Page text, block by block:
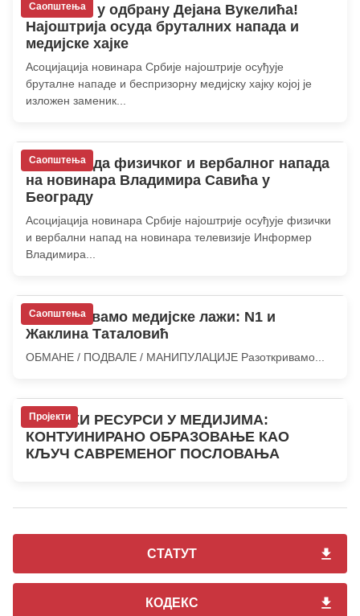
Саопштења
АНС стао у одбрану Дејана Вукелића!
Најоштрија осуда бруталних напада и
медијске хајке
Асоцијација новинара Србије најоштрије осуђује
бруталне нападе и беспризорну медијску хајку којој је
изложен заменик...
Саопштења
АНС: Осуда физичког и вербалног напада
на новинара Владимира Савића у
Београду
Асоцијација новинара Србије најоштрије осуђује физички
и вербални напад на новинара телевизије Информер
Владимира...
Саопштења
Разоткривамо медијске лажи: N1 и
Жаклина Таталовић
ОБМАНЕ / ПОДВАЛЕ / МАНИПУЛАЦИЈЕ Разоткривамо...
Пројекти
ЉУДСКИ РЕСУРСИ У МЕДИЈИМА:
КОНТУИНИРАНО ОБРАЗОВАЊЕ КАО
КЉУЧ САВРЕМЕНОГ ПОСЛОВАЊА
СТАТУТ
КОДЕКС